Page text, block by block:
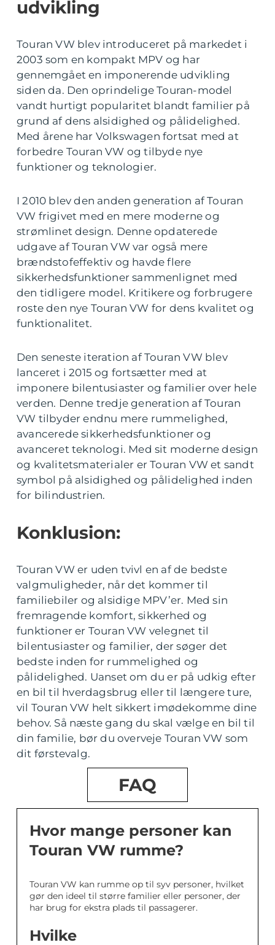
udvikling
Touran VW blev introduceret på markedet i
2003 som en kompakt MPV og har
gennemgået en imponerende udvikling
siden da. Den oprindelige Touran-model
vandt hurtigt popularitet blandt familier på
grund af dens alsidighed og pålidelighed.
Med årene har Volkswagen fortsat med at
forbedre Touran VW og tilbyde nye
funktioner og teknologier.
I 2010 blev den anden generation af Touran
VW frigivet med en mere moderne og
strømlinet design. Denne opdaterede
udgave af Touran VW var også mere
brændstofeffektiv og havde flere
sikkerhedsfunktioner sammenlignet med
den tidligere model. Kritikere og forbrugere
roste den nye Touran VW for dens kvalitet og
funktionalitet.
Den seneste iteration af Touran VW blev
lanceret i 2015 og fortsætter med at
imponere bilentusiaster og familier over hele
verden. Denne tredje generation af Touran
VW tilbyder endnu mere rummelighed,
avancerede sikkerhedsfunktioner og
avanceret teknologi. Med sit moderne design
og kvalitetsmaterialer er Touran VW et sandt
symbol på alsidighed og pålidelighed inden
for bilindustrien.
Konklusion:
Touran VW er uden tvivl en af de bedste
valgmuligheder, når det kommer til
familiebiler og alsidige MPV’er. Med sin
fremragende komfort, sikkerhed og
funktioner er Touran VW velegnet til
bilentusiaster og familier, der søger det
bedste inden for rummelighed og
pålidelighed. Uanset om du er på udkig efter
en bil til hverdagsbrug eller til længere ture,
vil Touran VW helt sikkert imødekomme dine
behov. Så næste gang du skal vælge en bil til
din familie, bør du overveje Touran VW som
dit førstevalg.
FAQ
Hvor mange personer kan
Touran VW rumme?
Touran VW kan rumme op til syv personer, hvilket
gør den ideel til større familier eller personer, der
har brug for ekstra plads til passagerer.
Hvilke